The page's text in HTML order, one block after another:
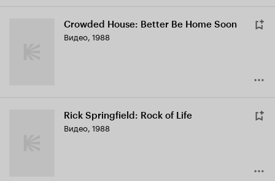
Crowded House: Better Be Home Soon
Видео, 1988
Rick Springfield: Rock of Life
Видео, 1988